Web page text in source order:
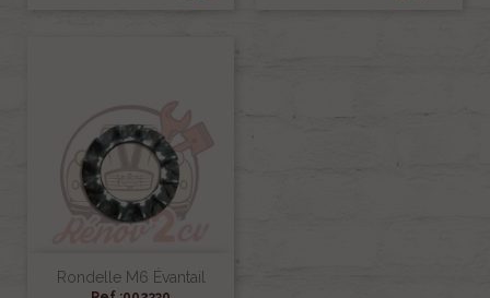
Rondelle M6 Évantail